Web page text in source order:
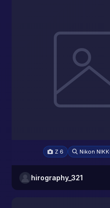
Z 6 Nikon
hirography_321